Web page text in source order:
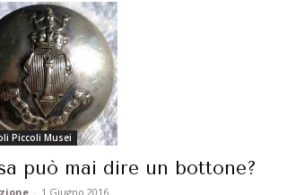
Piccoli Musei
può mai dire un bottone?
- 1 Giugno 2016